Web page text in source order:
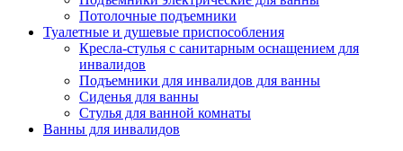
Потолочные подъемники
Туалетные и душевые приспособления
Кресла-стулья с санитарным оснащением для
инвалидов
Подъемники для инвалидов для ванны
Сиденья для ванны
Стулья для ванной комнаты
Ванны для инвалидов